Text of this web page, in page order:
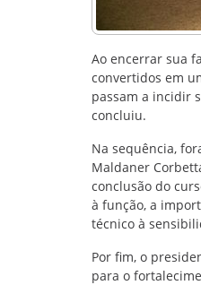
Ao encerrar sua
convertidos em
passam a incidir
concluiu.
Na sequência,
Maldaner
conclusão do
à função, a
técnico à
Por fim, o
para o